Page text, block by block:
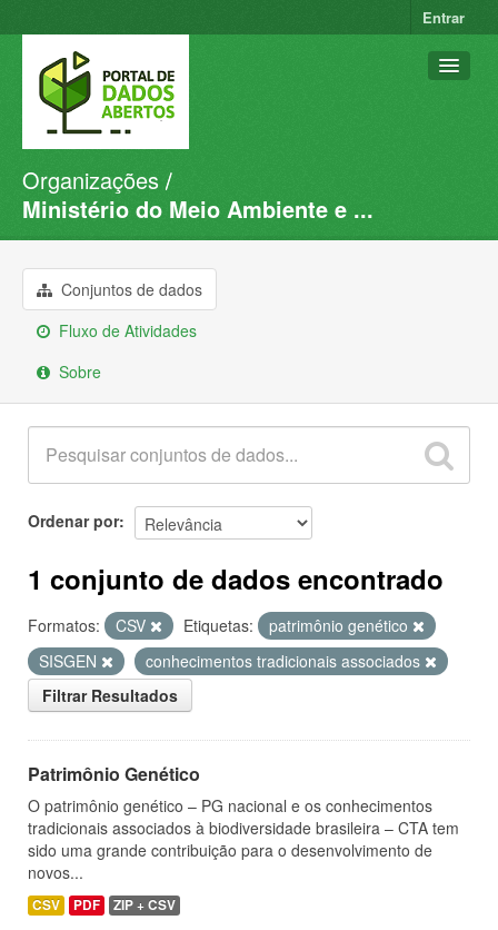
Entrar
Conjuntos de dados
Organizações
Sobre
Organizações
Ministério do Meio Ambiente e ...
Conjuntos de dados
Fluxo de Atividades
Sobre
Ordenar por
1 conjunto de dados encontrado
Formatos: CSV Etiquetas:
patrimônio genético
SISGEN
conhecimentos tradicionais associados
Filtrar Resultados
Patrimônio Genético
O patrimônio genético – PG nacional e os conhecimentos
tradicionais associados à biodiversidade brasileira – CTA tem
sido uma grande contribuição para o desenvolvimento de
novos...
CSV PDF ZIP + CSV